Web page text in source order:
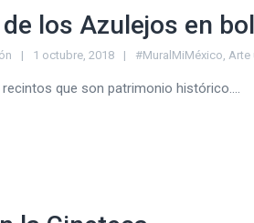
los Azulejos en
1 octubre, 2018 #MuralMiMéxico, Arte
que son patrimonio histórico....